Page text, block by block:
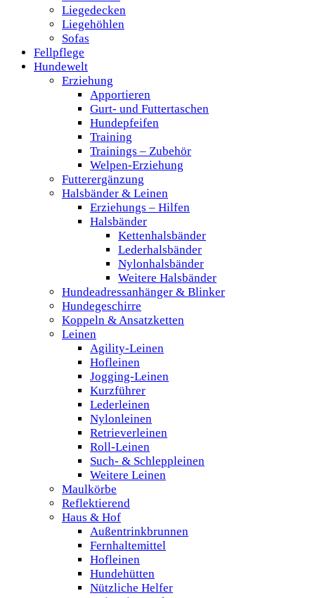
Liegedecken
Liegehöhlen
Sofas
Fellpflege
Hundewelt
Erziehung
Apportieren
Gurt- und Futtertaschen
Hundepfeifen
Training
Trainings – Zubehör
Welpen-Erziehung
Futterergänzung
Halsbänder & Leinen
Erziehungs – Hilfen
Halsbänder
Kettenhalsbänder
Lederhalsbänder
Nylonhalsbänder
Weitere Halsbänder
Hundeadressanhänger & Blinker
Hundegeschirre
Koppeln & Ansatzketten
Leinen
Agility-Leinen
Hofleinen
Jogging-Leinen
Kurzführer
Lederleinen
Nylonleinen
Retrieverleinen
Roll-Leinen
Such- & Schleppleinen
Weitere Leinen
Maulkörbe
Reflektierend
Haus & Hof
Außentrinkbrunnen
Fernhaltemittel
Hofleinen
Hundehütten
Nützliche Helfer